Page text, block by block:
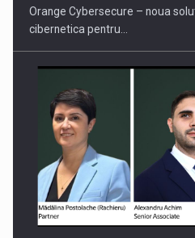
Orange Cybersecure – noua
cibernetica pentru…